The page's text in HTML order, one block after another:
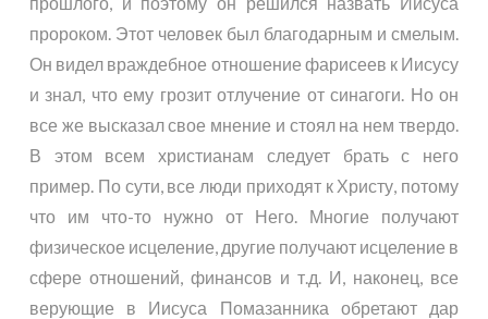
пророком. Этот человек был благодарным и смелым.
Он видел враждебное отношение фарисеев к Иисусу
и знал, что ему грозит отлучение от синагоги. Но он
все же высказал свое мнение и стоял на нем твердо.
В этом всем христианам следует брать с него
пример. По сути, все люди приходят к Христу, потому
что им что-то нужно от Него. Многие получают
физическое исцеление, другие получают исцеление в
сфере отношений, финансов и т.д. И, наконец, все
верующие в Иисуса Помазанника обретают дар